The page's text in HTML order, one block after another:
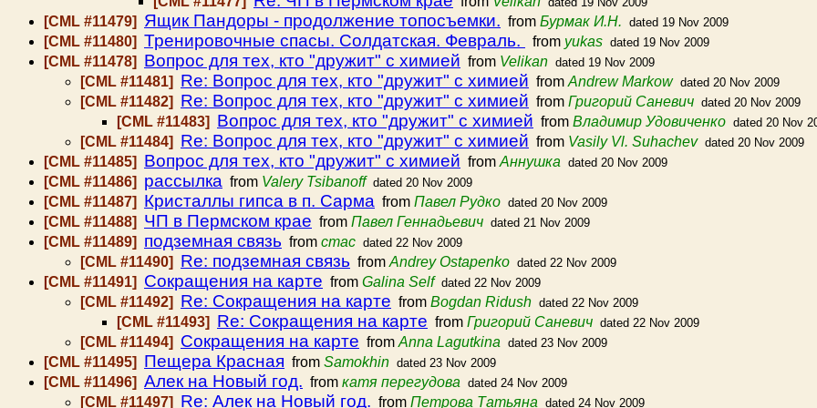
[CML #11479] Ящик Пандоры - продолжение топосъемки. from Бурмак И.Н. dated 19 Nov 2009
[CML #11480] Тренировочные спасы. Солдатская. Февраль. from yukas dated 19 Nov 2009
[CML #11478] Вопрос для тех, кто "дружит" с химией from Velikan dated 19 Nov 2009
[CML #11481] Re: Вопрос для тех, кто "дружит" с химией from Andrew Markow dated 20 Nov 2009
[CML #11482] Re: Вопрос для тех, кто "дружит" с химией from Григорий Саневич dated 20 Nov 2009
[CML #11483] Вопрос для тех, кто "дружит" с химией from Владимир Удовиченко dated 20 Nov
[CML #11484] Re: Вопрос для тех, кто "дружит" с химией from Vasily Vl. Suhachev dated 20 Nov 2009
[CML #11485] Вопрос для тех, кто "дружит" с химией from Аннушка dated 20 Nov 2009
[CML #11486] рассылка from Valery Tsibanoff dated 20 Nov 2009
[CML #11487] Кристаллы гипса в п. Сарма from Павел Рудко dated 20 Nov 2009
[CML #11488] ЧП в Пермском крае from Павел Геннадьевич dated 21 Nov 2009
[CML #11489] подземная связь from стас dated 22 Nov 2009
[CML #11490] Re: подземная связь from Andrey Ostapenko dated 22 Nov 2009
[CML #11491] Сокращения на карте from Galina Self dated 22 Nov 2009
[CML #11492] Re: Сокращения на карте from Bogdan Ridush dated 22 Nov 2009
[CML #11493] Re: Сокращения на карте from Григорий Саневич dated 22 Nov 2009
[CML #11494] Сокращения на карте from Anna Lagutkina dated 23 Nov 2009
[CML #11495] Пещера Красная from Samokhin dated 23 Nov 2009
[CML #11496] Алек на Новый год. from катя перегудова dated 24 Nov 2009
[CML #11497] Re: Алек на Новый год. from Петрова Татьяна dated 24 Nov 2009